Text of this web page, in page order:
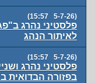
(5-7-26 15:57)
פלסטיני נהרג
לאיתור הנהג
(5-7-26 15:57)
פלסטיני נהרג
בפזורה הבדואית